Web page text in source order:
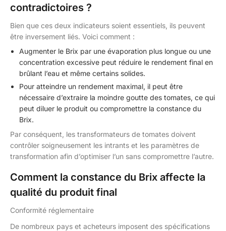
contradictoires ?
Bien que ces deux indicateurs soient essentiels, ils peuvent
être inversement liés. Voici comment :
Augmenter le Brix par une évaporation plus longue ou une
concentration excessive peut réduire le rendement final en
brûlant l’eau et même certains solides.
Pour atteindre un rendement maximal, il peut être
nécessaire d’extraire la moindre goutte des tomates, ce qui
peut diluer le produit ou compromettre la constance du
Brix.
Par conséquent, les transformateurs de tomates doivent
contrôler soigneusement les intrants et les paramètres de
transformation afin d’optimiser l’un sans compromettre l’autre.
Comment la constance du Brix affecte la
qualité du produit final
Conformité réglementaire
De nombreux pays et acheteurs imposent des spécifications